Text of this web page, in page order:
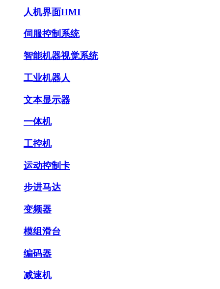
人机界面HMI
伺服控制系统
智能机器视觉系统
工业机器人
文本显示器
一体机
工控机
运动控制卡
步进马达
变频器
模组滑台
编码器
减速机